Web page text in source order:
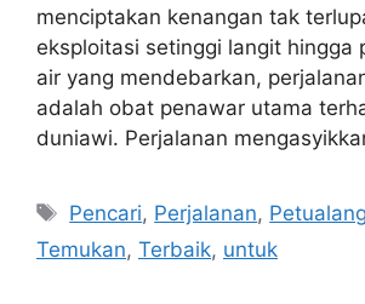
menciptakan kenangan tak
eksploitasi setinggi langit hingga
air yang mendebarkan,
adalah obat penawar utama
duniawi. Perjalanan
Tags
Pencari, Perjalanan,
Temukan, Terbaik, untuk